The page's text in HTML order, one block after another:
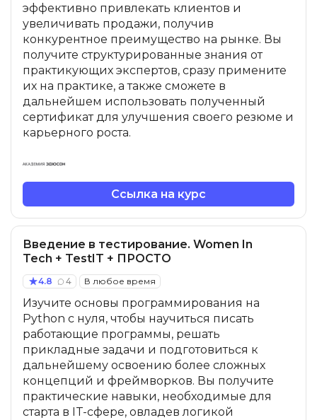
эффективно привлекать клиентов и
увеличивать продажи, получив
конкурентное преимущество на рынке. Вы
получите структурированные знания от
практикующих экспертов, сразу примените
их на практике, а также сможете в
дальнейшем использовать полученный
сертификат для улучшения своего резюме и
карьерного роста.
Ссылка на курс
Введение в тестирование. Women In
Tech + TestIT + ПРОСТО
4.8 4 В любое время
Изучите основы программирования на
Python с нуля, чтобы научиться писать
работающие программы, решать
прикладные задачи и подготовиться к
дальнейшему освоению более сложных
концепций и фреймворков. Вы получите
практические навыки, необходимые для
старта в IT-сфере, овладев логикой